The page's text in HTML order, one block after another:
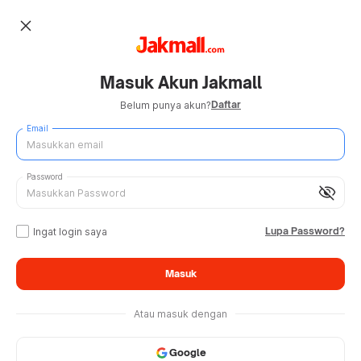
close
Masuk Akun Jakmall
Belum punya akun?Daftar
Email
visibility_off
Password
Ingat login saya Lupa Password?
Masuk
Atau masuk dengan
Google